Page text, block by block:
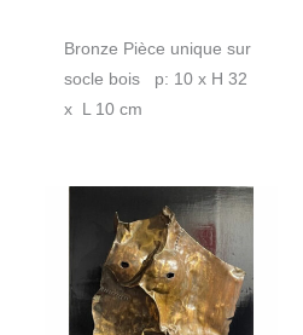
Bronze Pièce unique sur
socle bois p: 10 x H 32
x L 10 cm